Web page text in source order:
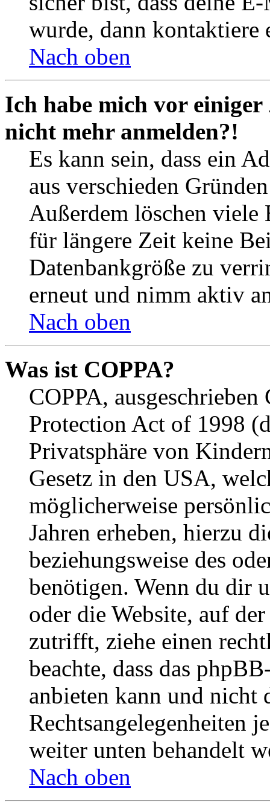
wurde, dann kontaktiere
Nach oben
Ich habe mich vor
nicht mehr anmelden?!
Es kann sein, dass ein
aus verschieden
Außerdem löschen viele
für längere Zeit keine
Datenbankgröße zu
erneut und nimm aktiv
Nach oben
Was ist COPPA?
COPPA,
Protection Act of 1998
Privatsphäre von
Gesetz in den USA,
möglicherweise
Jahren erheben, hierzu
beziehungsweise des
benötigen. Wenn du dir
oder die Website, auf
zutrifft, ziehe einen
beachte, dass das
anbieten kann und nicht
Rechtsangelegenheiten
weiter unten behandelt
Nach oben